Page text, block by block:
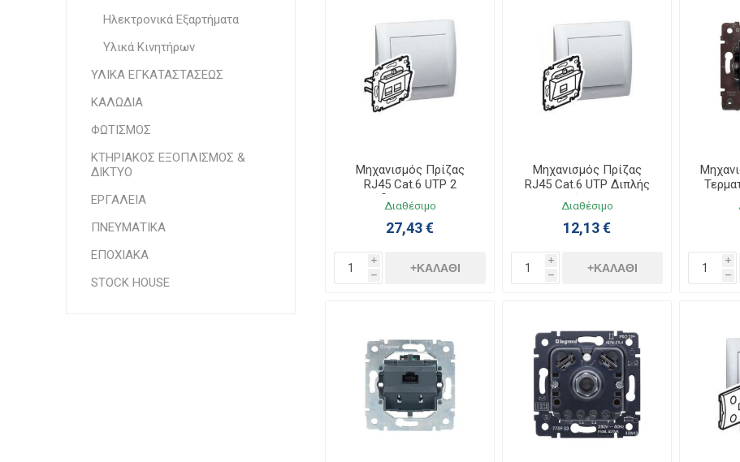
Ηλεκτρονικά Εξαρτήματα
Υλικά Κινητήρων
ΥΛΙΚΑ ΕΓΚΑΤΑΣΤΑΣΕΩΣ
ΚΑΛΩΔΙΑ
ΦΩΤΙΣΜΟΣ
ΚΤΗΡΙΑΚΟΣ ΕΞΟΠΛΙΣΜΟΣ &
ΔΙΚΤΥΟ
ΕΡΓΑΛΕΙΑ
ΠΝΕΥΜΑΤΙΚΑ
ΕΠΟΧΙΑΚΑ
STOCK HOUSE
Μηχανισμός Πρίζας
RJ45 Cat.6 UTP 2
Εξόδων Galea Life
775823
Διαθέσιμο
27,43 €
i
h
+ΚΑΛΆΘΙ
Μηχανισμός Πρίζας
RJ45 Cat.6 UTP Διπλής
Χωνευτός Galea Life
775830
Διαθέσιμο
12,13 €
i
h
+ΚΑΛΆΘΙ
i
h